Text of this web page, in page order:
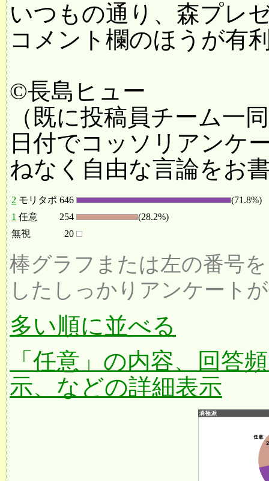
いつもの通り、森プレ
コメント欄のほうが有
©長島ヒュー
（既に投稿員チーム一
日付でコッソリアンケ
ねなく自由な言論をお
2 モリタポ 646
(71.8%)
1 任意 254
(28.2%)
無視
20
棒グラフまたは左の番号
したしっかりアンケート
多い順に並べる
「任意」の内容、回答
示、などの詳細表示